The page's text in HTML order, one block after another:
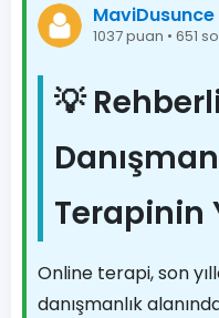
MaviDusunce
1037 puan • 651
💡
Terapinin
Online terapi, son
danışmanlık